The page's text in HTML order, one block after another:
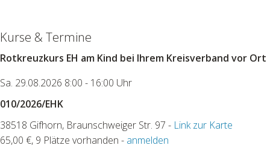
Kurse & Termine
Rotkreuzkurs EH am Kind bei Ihrem Kreisverband vor Ort
Sa. 29.08.2026 8:00 - 16:00 Uhr
010/2026/EHK
38518 Gifhorn, Braunschweiger Str. 97 - Link zur Karte
65,00 €, 9 Plätze vorhanden - anmelden